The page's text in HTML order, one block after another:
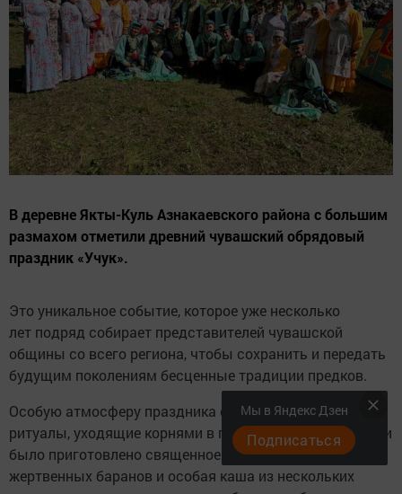
В деревне Якты-Куль Азнакаевского района с большим
размахом отметили древний чувашский обрядовый
праздник «Учук».
Это уникальное событие, которое уже несколько
лет подряд собирает представителей чувашской
общины со всего региона, чтобы сохранить и передать
будущим поколениям бесценные традиции предков.
Особую атмосферу праздника создавали древние
ритуалы, уходящие корнями в глубь веков. По традиции
было приготовлено священное угощение - мясо трех
жертвенных баранов и особая каша из нескольких
Мы в Яндекс Дзен
Подписаться